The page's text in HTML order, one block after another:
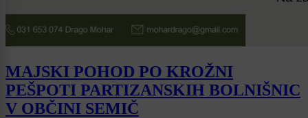
MAJSKI POHOD PO KROŽNI
PEŠPOTI PARTIZANSKIH BOLNIŠNIC
V OBČINI SEMIČ